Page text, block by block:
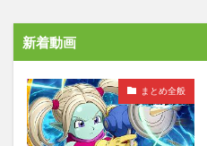
新着動画
まとめ全般